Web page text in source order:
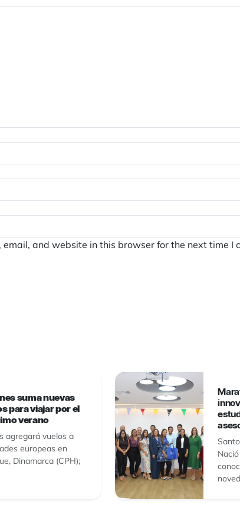
email, and website in this browser for the next time I
suma nuevas
para viajar por el
verano
agregará vuelos a
europeas en
Dinamarca (CPH);